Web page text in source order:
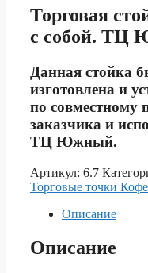
Торговая
с собой. ТЦ
Данная стойка
изготовлена и
по совместному
заказчика и
ТЦ Южный.
Артикул: 6.7
Торговые точки
Описание
Описание